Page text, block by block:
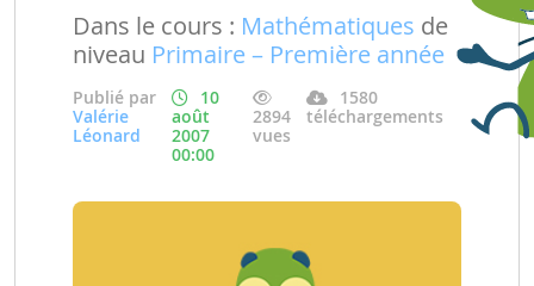
Dans le cours : Mathématiques de
niveau Primaire – Première année
Publié par
Valérie
Léonard
10
août
2007
00:00
2894
vues
1580
téléchargements